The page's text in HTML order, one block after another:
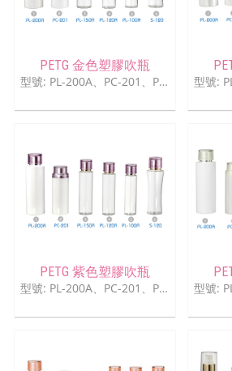
PETG 金色塑膠吹瓶
型號: PL-200A、PC-201、PL-150A、PL-120A、PL-100A、S-120
PETG 紫色塑膠吹瓶
型號: PL-200A、PC-201、PL-150A、PL-120A、PL-100A、S-120